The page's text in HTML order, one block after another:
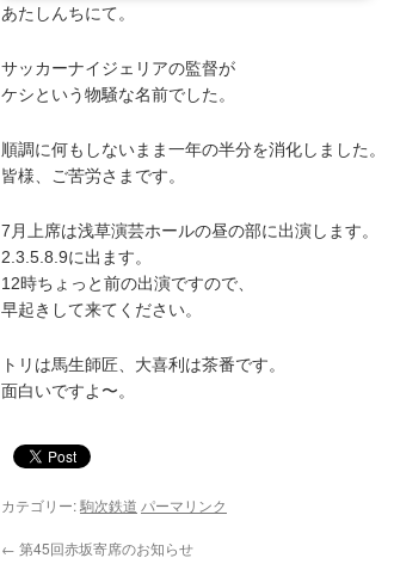
あたしんちにて。
サッカーナイジェリアの監督が
ケシという物騒な名前でした。
順調に何もしないまま一年の半分を消化しました。
皆様、ご苦労さまです。
7月上席は浅草演芸ホールの昼の部に出演します。
2.3.5.8.9に出ます。
12時ちょっと前の出演ですので、
早起きして来てください。
トリは馬生師匠、大喜利は茶番です。
面白いですよ〜。
カテゴリー:駒次鉄道 パーマリンク
← 第45回赤坂寄席のお知らせ